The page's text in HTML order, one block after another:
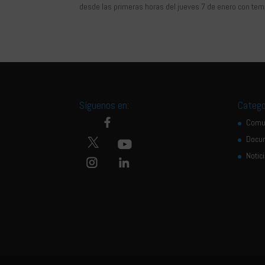
desde las primeras horas del jueves 7 de enero con
Síguenos en: